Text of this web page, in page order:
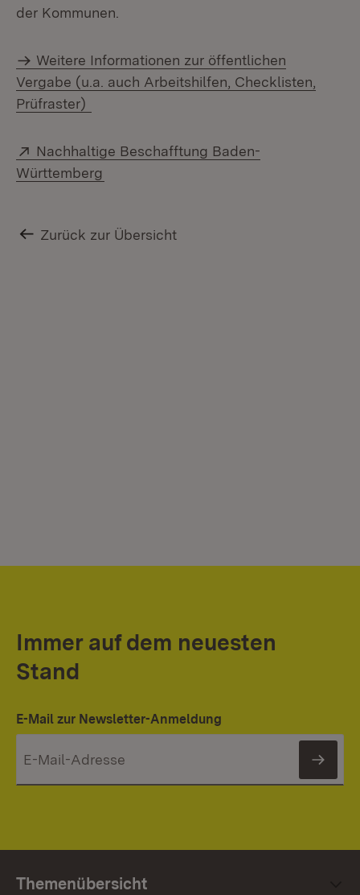
der Kommunen.
Weitere Informationen zur öffentlichen
Vergabe (u.a. auch Arbeitshilfen, Checklisten,
Prüfraster)
Extern:
Nachhaltige Beschafftung Baden-
Württemberg
Zurück zur Übersicht
Immer auf dem neuesten
Stand
E-Mail zur Newsletter-Anmeldung
Themenübersicht